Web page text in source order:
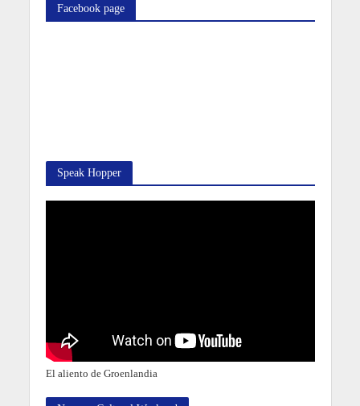
Facebook page
Speak Hopper
El aliento de Groenlandia